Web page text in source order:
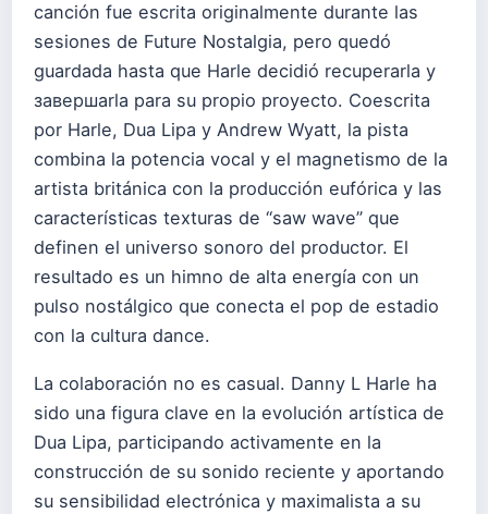
canción fue escrita originalmente durante las
sesiones de Future Nostalgia, pero quedó
guardada hasta que Harle decidió recuperarla y
завершarla para su propio proyecto. Coescrita
por Harle, Dua Lipa y Andrew Wyatt, la pista
combina la potencia vocal y el magnetismo de la
artista británica con la producción eufórica y las
características texturas de “saw wave” que
definen el universo sonoro del productor. El
resultado es un himno de alta energía con un
pulso nostálgico que conecta el pop de estadio
con la cultura dance.
La colaboración no es casual. Danny L Harle ha
sido una figura clave en la evolución artística de
Dua Lipa, participando activamente en la
construcción de su sonido reciente y aportando
su sensibilidad electrónica y maximalista a su